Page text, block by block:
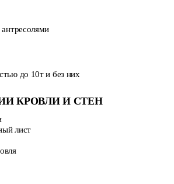
до 10т и без них
КРОВЛИ И СТЕН
лист